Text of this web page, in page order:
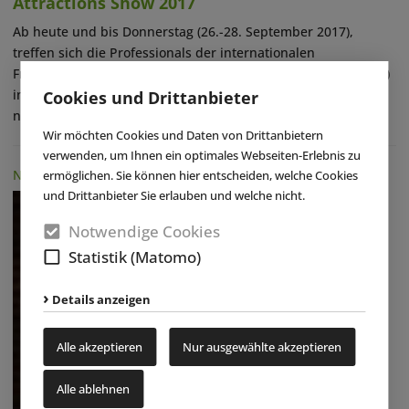
Cookies und Drittanbieter
Wir möchten Cookies und Daten von Drittanbietern
verwenden, um Ihnen ein optimales Webseiten-Erlebnis zu
ermöglichen. Sie können hier entscheiden, welche Cookies
und Drittanbieter Sie erlauben und welche nicht.
Notwendige Cookies
Statistik (Matomo)
Details anzeigen
Alle akzeptieren Nur ausgewählte akzeptieren
Alle ablehnen
Ab heute und bis Donnerstag (26.-28. September 2017),
treffen sich die Professionals der internationalen
Freizeitindustrie zur diesjährigen Euro Attractions Show (EAS)
in den Hallen der Messe Berlin, um sich über Innovationen,
neue Produkte und (...)
NACHRICHTEN|25.09.2017